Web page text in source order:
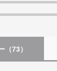
（73）